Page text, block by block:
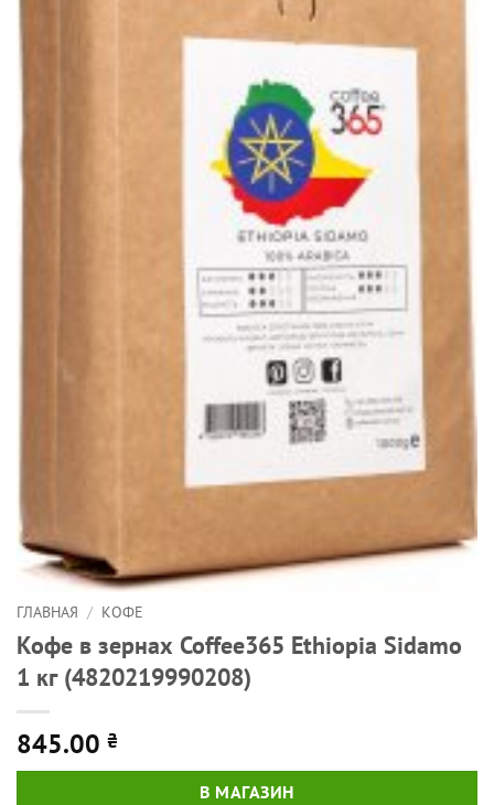
ГЛАВНАЯ / КОФЕ
Кофе в зернах Coffee365 Ethiopia Sidamo
1 кг (4820219990208)
845.00 ₴
В МАГАЗИН